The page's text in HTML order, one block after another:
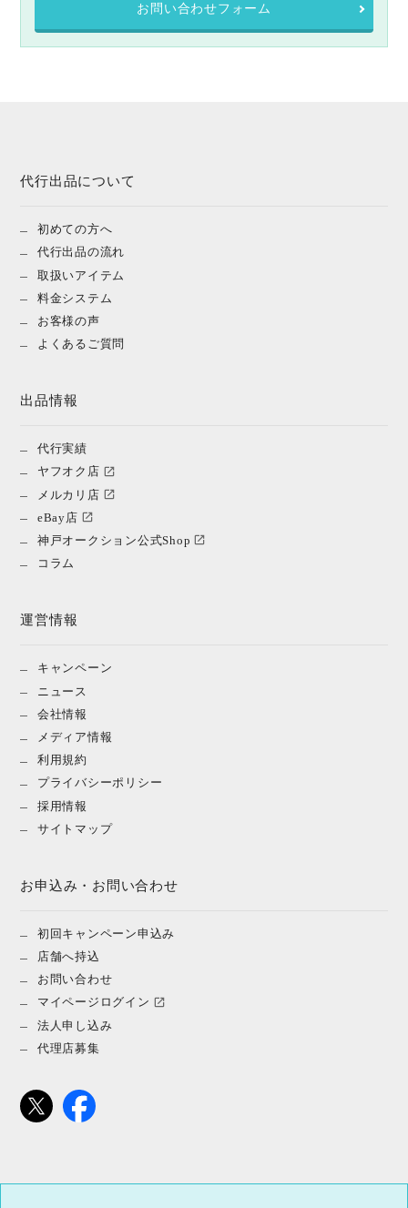
お問い合わせフォーム
代行出品について
初めての方へ
代行出品の流れ
取扱いアイテム
料金システム
お客様の声
よくあるご質問
出品情報
代行実績
ヤフオク店
メルカリ店
eBay店
神戸オークション公式Shop
コラム
運営情報
キャンペーン
ニュース
会社情報
メディア情報
利用規約
プライバシーポリシー
採用情報
サイトマップ
お申込み・お問い合わせ
初回キャンペーン申込み
店舗へ持込
お問い合わせ
マイページログイン
法人申し込み
代理店募集